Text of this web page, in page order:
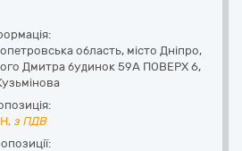
область, місто Дніпро,
Дмитра будинок 59А ПОВЕРХ 6,
з ПДВ